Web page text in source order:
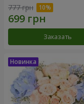
777 грн
Заказать